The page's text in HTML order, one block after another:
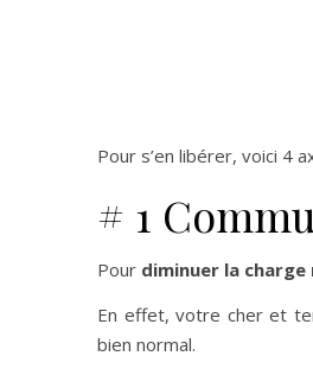
Pour s’en libérer, voici 4
# 1
Pour diminuer la charge
En effet, votre cher et
bien normal.